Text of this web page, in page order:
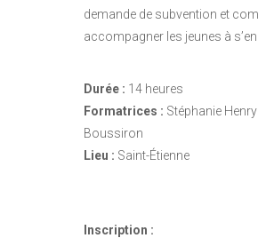
demande de subvention et
accompagner les jeunes à
Durée : 14 heures
Formatrices : Stéphanie
Boussiron
Lieu : Saint-Étienne
Inscription :